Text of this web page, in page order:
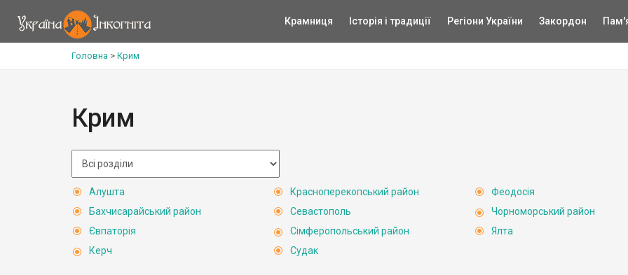
Крамниця Історія і традиції Регіони України Закордон
Головна > Крим
Крим
Алушта
Бахчисарайський район
Євпаторія
Керч
Красноперекопський район
Севастополь
Сімферопольський район
Судак
Феодосія
Чорноморський район
Ялта